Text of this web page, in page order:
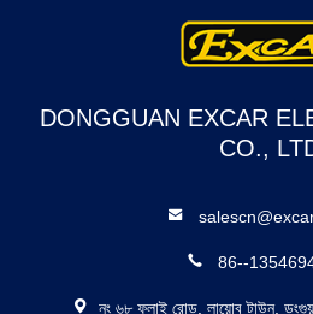
DONGGUAN EXCAR
CO.,
86--
নং ৬৮ ফুলাই রোড, লায়োবু টাউন,